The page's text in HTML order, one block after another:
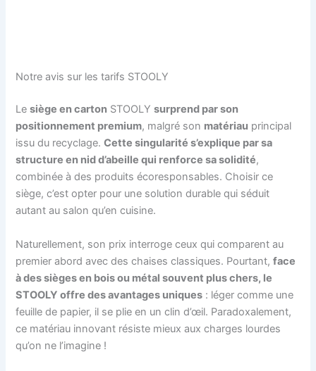
Notre avis sur les tarifs STOOLY
Lesiège en carton STOOLYsurprend par son
positionnement premium, malgré son matériau principal
issu du recyclage.Cette singularité s’explique par sa
structure en nid d’abeille qui renforce sa solidité,
combinée à des produits écoresponsables. Choisir ce
siège, c’est opter pour une solution durable qui séduit
autant au salon qu’en cuisine.
Naturellement, son prix interroge ceux qui comparent au
premier abord avec des chaises classiques. Pourtant,face
à des sièges en bois ou métal souvent plus chers, le
STOOLY offre des avantages uniques : léger comme une
feuille de papier, il se plie en un clin d’œil. Paradoxalement,
ce matériau innovant résiste mieux aux charges lourdes
qu’on ne l’imagine !